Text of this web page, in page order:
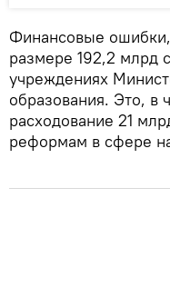
Финансовые
размере 192,2 млрд
учреждениях
образования. Это, в
расходование 21
реформам в сфере